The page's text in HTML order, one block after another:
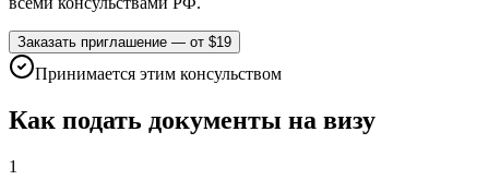
Заказать приглашение — от $19
Принимается этим консульством
Как подать документы на визу
1